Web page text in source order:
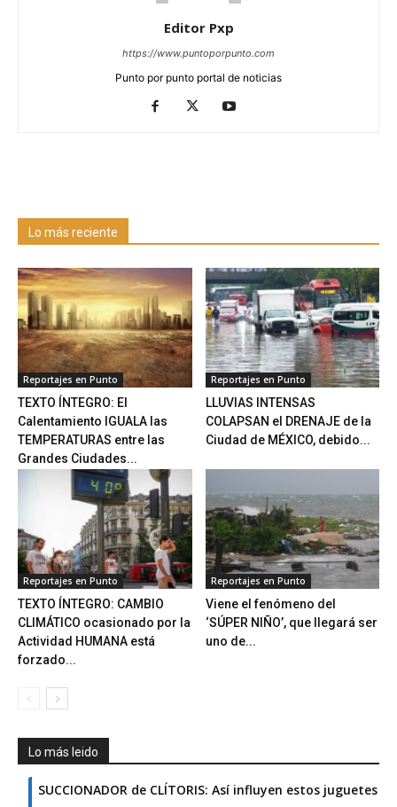
Editor Pxp
https://www.puntoporpunto.com
Punto por punto portal de noticias
Lo más reciente
Reportajes en Punto
TEXTO ÍNTEGRO: El
Calentamiento IGUALA las
TEMPERATURAS entre las
Grandes Ciudades...
Reportajes en Punto
LLUVIAS INTENSAS
COLAPSAN el DRENAJE de la
Ciudad de MÉXICO, debido...
Reportajes en Punto
TEXTO ÍNTEGRO: CAMBIO
CLIMÁTICO ocasionado por la
Actividad HUMANA está
forzado...
Reportajes en Punto
Viene el fenómeno del
‘SÚPER NIÑO’, que llegará ser
uno de...
Lo más leido
SUCCIONADOR de CLÍTORIS: Así influyen estos juguetes